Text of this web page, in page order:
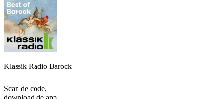
Klassik Radio Barock
Scan de code,
download de app,